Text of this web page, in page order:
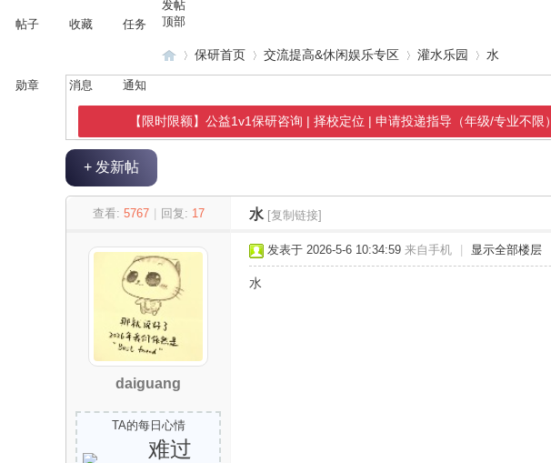
帖子 收藏 任务
勋章 消息 通知
发帖
顶部
保研首页 交流提高&休闲娱乐专区 灌水乐园 水
【限时限额】公益1v1保研咨询 | 择校定位 | 申请投递指导（年级/专业不限）
+ 发新帖
查看: 5767 回复: 17 水 [复制链接]
daiguang
TA的每日心情
难过
发表于 2026-5-6 10:34:59 来自手机 显示全部楼层
水